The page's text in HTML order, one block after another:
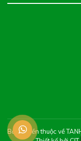
Bản quyền thuộc về